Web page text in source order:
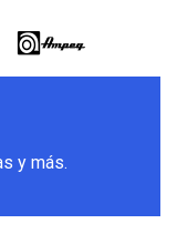
y más.